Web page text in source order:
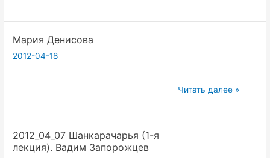
Мария Денисова
2012-04-18
Мария
Читать далее »
2012_04_07 Шанкарачарья (1-я
лекция). Вадим Запорожцев